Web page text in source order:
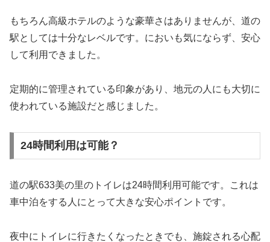
もちろん高級ホテルのような豪華さはありませんが、道の
駅としては十分なレベルです。においも気にならず、安心
して利用できました。
定期的に管理されている印象があり、地元の人にも大切に
使われている施設だと感じました。
24時間利用は可能？
道の駅633美の里のトイレは24時間利用可能です。これは
車中泊をする人にとって大きな安心ポイントです。
夜中にトイレに行きたくなったときでも、施錠される心配